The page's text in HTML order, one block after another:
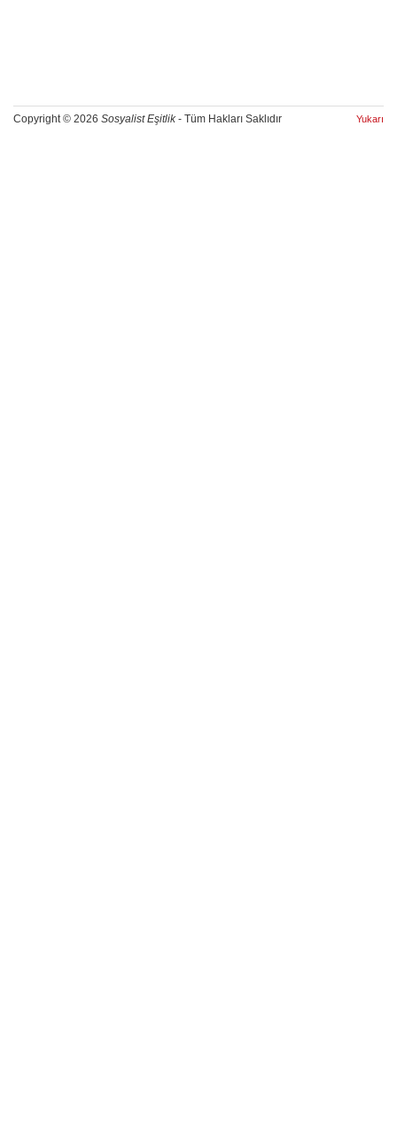
Copyright © 2026 Sosyalist Eşitlik- Tüm Hakları Saklıdır Yukarı